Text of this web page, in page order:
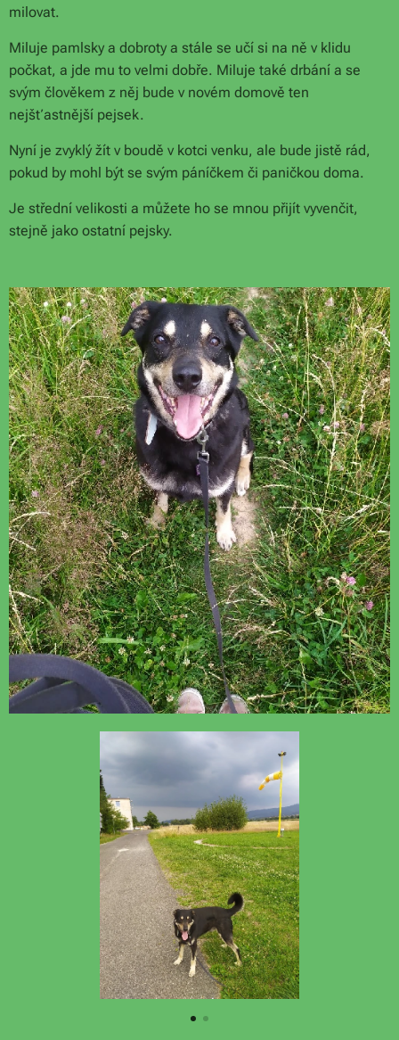
milovat.
Miluje pamlsky a dobroty a stále se učí si na ně v klidu
počkat, a jde mu to velmi dobře. Miluje také drbání a se
svým člověkem z něj bude v novém domově ten
nejšťastnější pejsek.
Nyní je zvyklý žít v boudě v kotci venku, ale bude jistě rád,
pokud by mohl být se svým páníčkem či paničkou doma.
Je střední velikosti a můžete ho se mnou přijít vyvenčit,
stejně jako ostatní pejsky.